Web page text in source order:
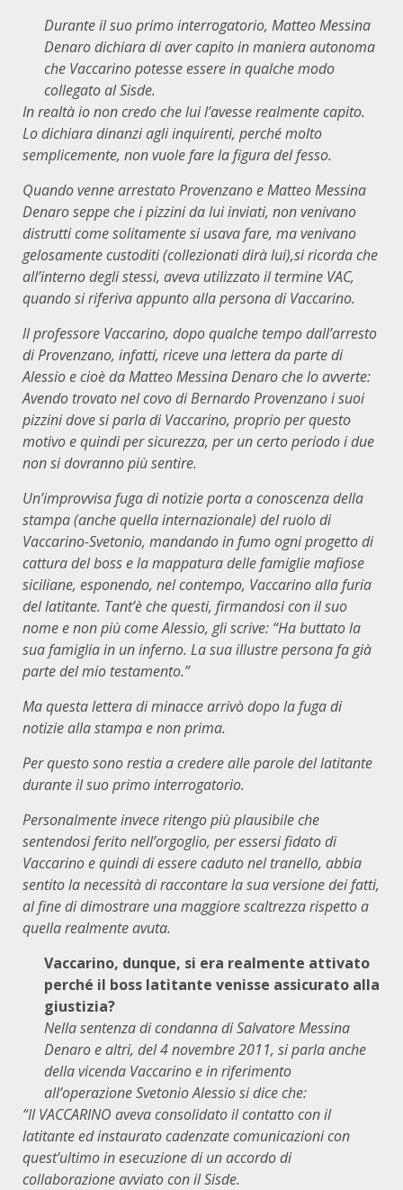
Durante il suo primo interrogatorio, Matteo Messina
Denaro dichiara di aver capito in maniera autonoma
che Vaccarino potesse essere in qualche modo
collegato al Sisde.
In realtà io non credo che lui l’avesse realmente capito.
Lo dichiara dinanzi agli inquirenti, perché molto
semplicemente, non vuole fare la figura del fesso.
Quando venne arrestato Provenzano e Matteo Messina
Denaro seppe che i pizzini da lui inviati, non venivano
distrutti come solitamente si usava fare, ma venivano
gelosamente custoditi (collezionati dirà lui),si ricorda che
all’interno degli stessi, aveva utilizzato il termine VAC,
quando si riferiva appunto alla persona di Vaccarino.
ll professore Vaccarino, dopo qualche tempo dall’arresto
di Provenzano, infatti, riceve una lettera da parte di
Alessio e cioè da Matteo Messina Denaro che lo avverte:
Avendo trovato nel covo di Bernardo Provenzano i suoi
pizzini dove si parla di Vaccarino, proprio per questo
motivo e quindi per sicurezza, per un certo periodo i due
non si dovranno più sentire.
Un’improvvisa fuga di notizie porta a conoscenza della
stampa (anche quella internazionale) del ruolo di
Vaccarino-Svetonio, mandando in fumo ogni progetto di
cattura del boss e la mappatura delle famiglie mafiose
siciliane, esponendo, nel contempo, Vaccarino alla furia
del latitante. Tant’è che questi, firmandosi con il suo
nome e non più come Alessio, gli scrive: “Ha buttato la
sua famiglia in un inferno. La sua illustre persona fa già
parte del mio testamento.”
Ma questa lettera di minacce arrivò dopo la fuga di
notizie alla stampa e non prima.
Per questo sono restia a credere alle parole del latitante
durante il suo primo interrogatorio.
Personalmente invece ritengo più plausibile che
sentendosi ferito nell’orgoglio, per essersi fidato di
Vaccarino e quindi di essere caduto nel tranello, abbia
sentito la necessità di raccontare la sua versione dei fatti,
al fine di dimostrare una maggiore scaltrezza rispetto a
quella realmente avuta.
Vaccarino, dunque, si era realmente attivato
perché il boss latitante venisse assicurato alla
giustizia?
Nella sentenza di condanna di Salvatore Messina
Denaro e altri, del 4 novembre 2011, si parla anche
della vicenda Vaccarino e in riferimento
all’operazione Svetonio Alessio si dice che:
“Il VACCARINO aveva consolidato il contatto con il
latitante ed instauratocadenzate comunicazioni con
quest’ultimo in esecuzione di un accordo di
collaborazione avviato con il Sisde.